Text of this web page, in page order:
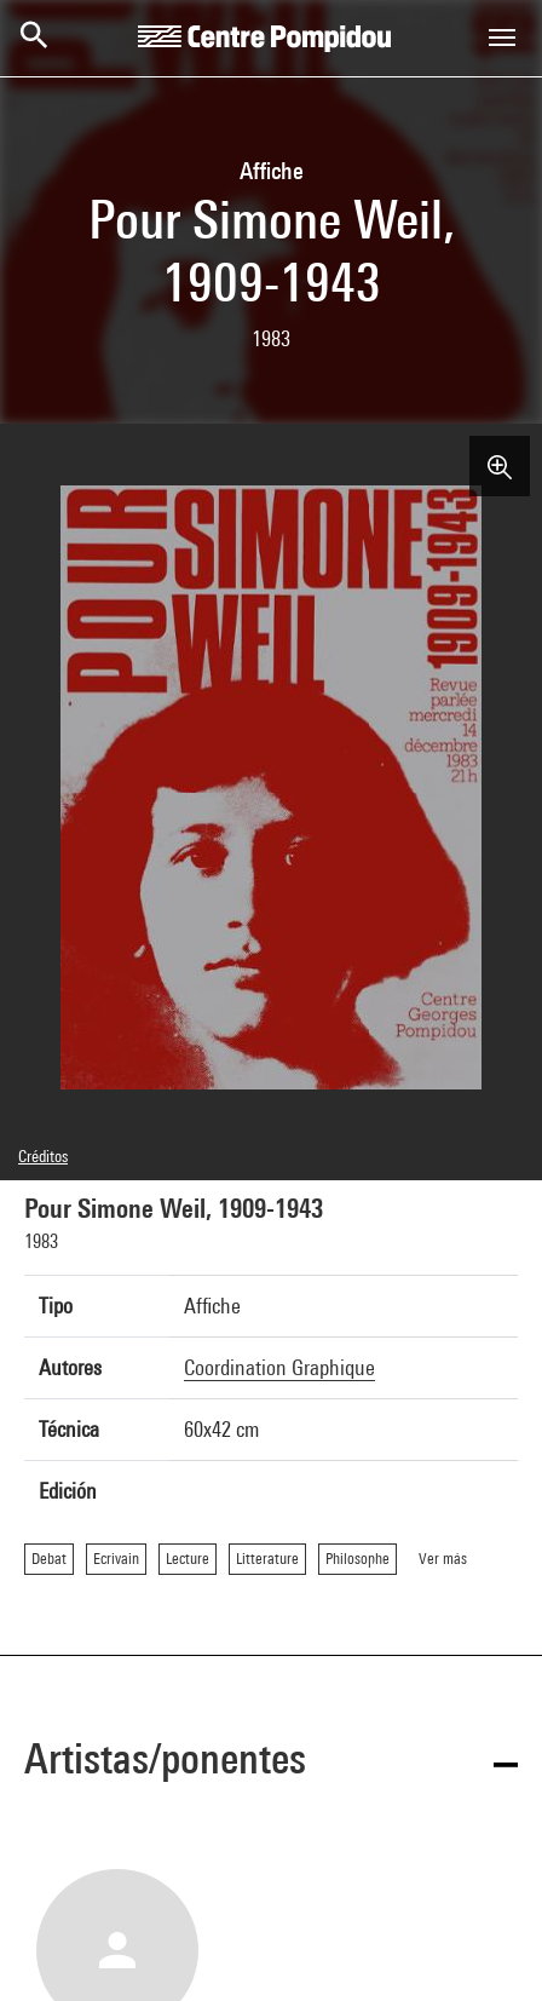
Centre Pompidou
Affiche
Pour Simone Weil,
1909-1943
1983
Pour Simone Weil, 1909-1943
1983
Tipo Affiche
Autores Coordination Graphique
Técnica 60x42 cm
Edición
Debat Ecrivain Lecture Litterature Philosophe Ver más
Créditos
© Centre Georges Pompidou, 1983, Conception graphique: Coordination graphique
Artistas/ponentes